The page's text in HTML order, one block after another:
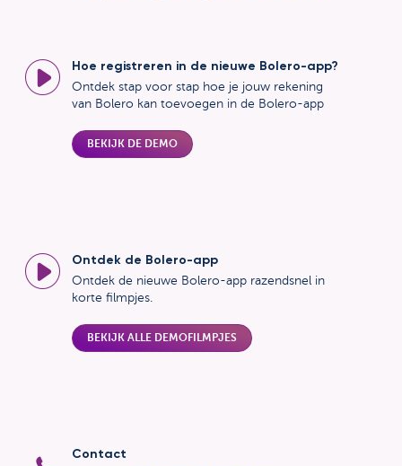
Hoe registreren in de nieuwe Bolero-app?
Ontdek stap voor stap hoe je jouw rekening
van Bolero kan toevoegen in de Bolero-app
BEKIJK DE DEMO
Ontdek de Bolero-app
Ontdek de nieuwe Bolero-app razendsnel in
korte filmpjes.
BEKIJK ALLE DEMOFILMPJES
Contact